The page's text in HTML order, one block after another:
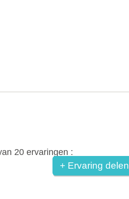
20 ervaringen :
+ Ervaring delen